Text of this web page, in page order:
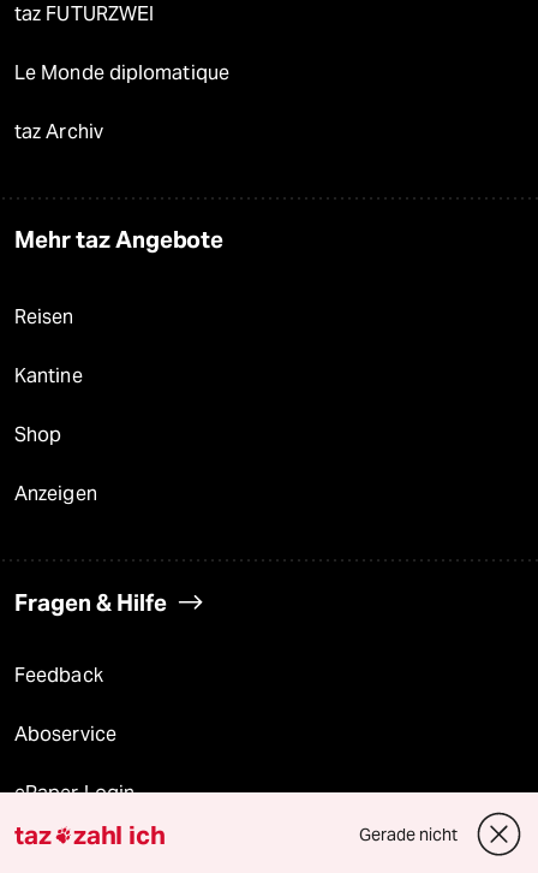
taz FUTURZWEI
Le Monde diplomatique
taz Archiv
Mehr taz Angebote
Reisen
Kantine
Shop
Anzeigen
Fragen & Hilfe
Feedback
Aboservice
ePaper Login
Downloads für Abonnierende
taz zahl ich Gerade nicht